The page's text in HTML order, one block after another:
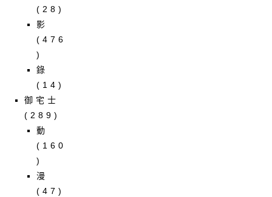
(28)
影
(476
)
錄
(14)
御宅士
(289)
動
(160
)
漫
(47)